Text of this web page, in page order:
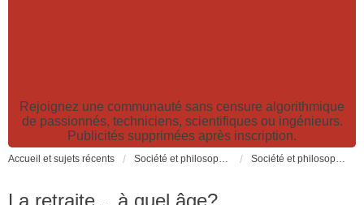
Rejoignez une communauté sans censure algorithmique
de passionnés, techniciens, scientifiques ou ingénieurs.
Publicités supprimées après inscription.
Accueil et sujets récents Société et philosophie. Sciences et technologies. Santé et prévention. Société et philosophie
La retraite... à quel âge?